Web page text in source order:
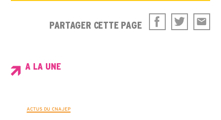
PARTAGER CETTE PAGE
A LA UNE
ACTUS DU CNAJEP